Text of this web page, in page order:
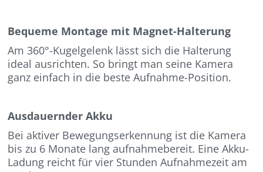
Bequeme Montage mit Magnet-Halterung
Am 360°-Kugelgelenk lässt sich die Halterung
ideal ausrichten. So bringt man seine Kamera
ganz einfach in die beste Aufnahme-Position.
Ausdauernder Akku
Bei aktiver Bewegungserkennung ist die Kamera
bis zu 6 Monate lang aufnahmebereit. Eine Akku-
Ladung reicht für vier Stunden Aufnahmezeit am